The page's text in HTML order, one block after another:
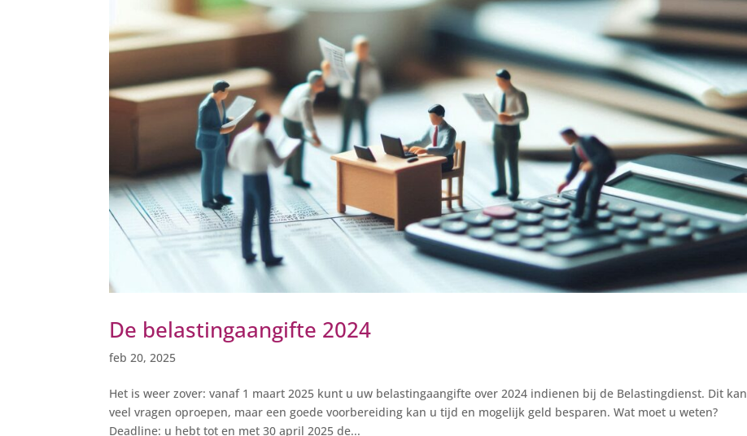
De belastingaangifte 2024
feb 20, 2025
Het is weer zover: vanaf 1 maart 2025 kunt u uw belastingaangifte over 2024 indienen bij de Belastingdienst. Dit kan
veel vragen oproepen, maar een goede voorbereiding kan u tijd en mogelijk geld besparen. Wat moet u weten?
Deadline: u hebt tot en met 30 april 2025 de...